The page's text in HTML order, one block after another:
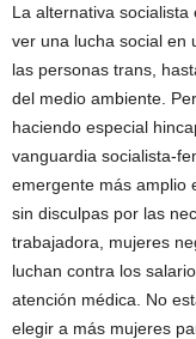
La alternativa
ver una lucha social en
las personas trans,
del medio ambiente.
haciendo especial
vanguardia socialista-
emergente más amplio
sin disculpas por las
trabajadora, mujeres
luchan contra los
atención médica. No
elegir a más mujeres